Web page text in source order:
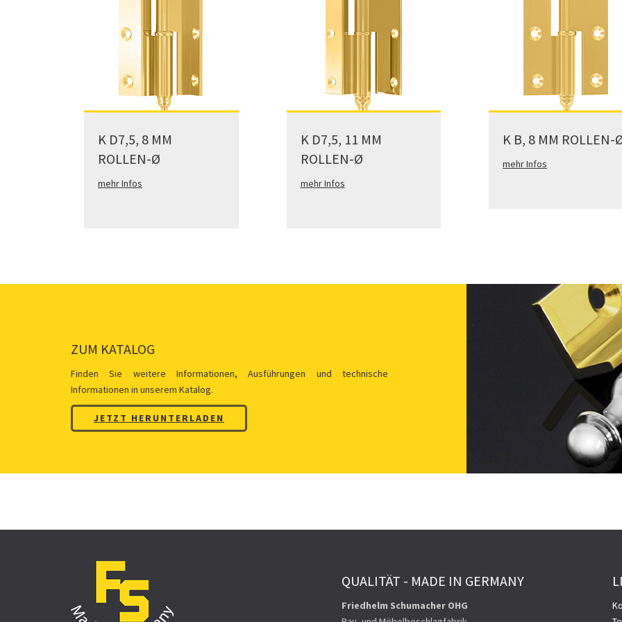
K D7,5, 8 MM
ROLLEN-Ø
mehr Infos
K D7,5, 11 MM
ROLLEN-Ø
mehr Infos
K B, 8 MM ROLLEN-
mehr Infos
ZUM KATALOG
Finden Sie weitere Informationen, Ausführungen und technische
Informationen in unserem Katalog.
JETZT HERUNTERLADEN
QUALITÄT - MADE IN GERMANY
Friedhelm Schumacher OHG